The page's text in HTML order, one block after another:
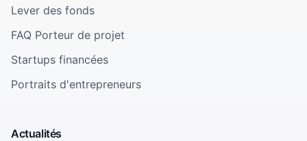
Lever des fonds
FAQ Porteur de projet
Startups financées
Portraits d'entrepreneurs
Actualités